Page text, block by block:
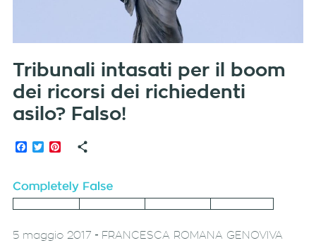
Tribunali intasati per il boom
dei ricorsi dei richiedenti
asilo? Falso!
Facebook
TwitterPinterest
5 maggio 2017 - FRANCESCA ROMANA GENOVIVA